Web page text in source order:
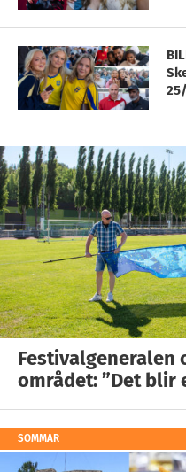
Festivalgeneralen
området: ”Det blir
SOMMAR